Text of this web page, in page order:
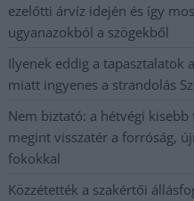
ezelőtti árvíz idején és így
ugyanazokból a szögekből
Ilyenek eddig a tapasztalatok
miatt ingyenes a strandolás
Nem biztató: a hétvégi
megint visszatér a forróság,
fokokkal
Közzétették a szakértői